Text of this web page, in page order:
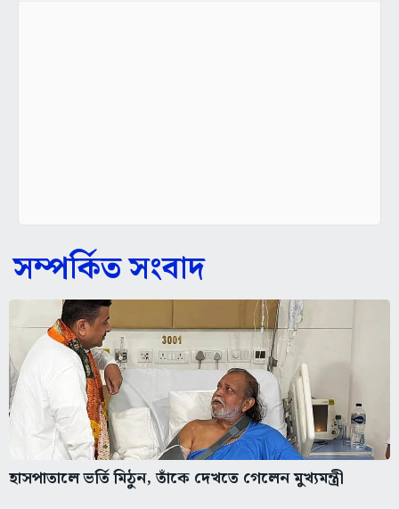
সম্পর্কিত সংবাদ
হাসপাতালে ভর্তি মিঠুন, তাঁকে দেখতে গেলেন মুখ্যমন্ত্রী